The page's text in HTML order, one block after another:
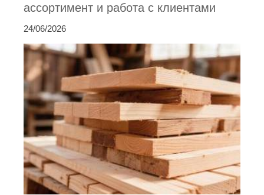
ассортимент и работа с клиентами
24/06/2026